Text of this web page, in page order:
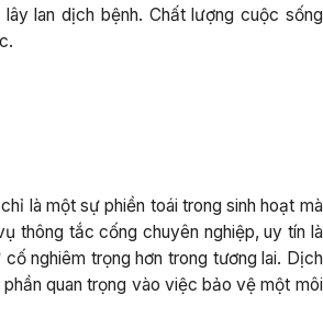
lan dịch bệnh. Chất lượng cuộc sống
là một sự phiền toái trong sinh hoạt mà
thông tắc cống chuyên nghiệp, uy tín là
nghiêm trọng hơn trong tương lai. Dịch
quan trọng vào việc bảo vệ một môi